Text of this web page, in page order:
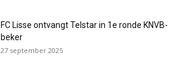
FC Lisse ontvangt Telstar in 1e ronde KNVB-
beker
27 september 2025